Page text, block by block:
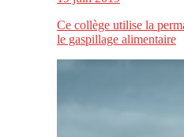
Ce collège utilise la
le gaspillage alimentaire